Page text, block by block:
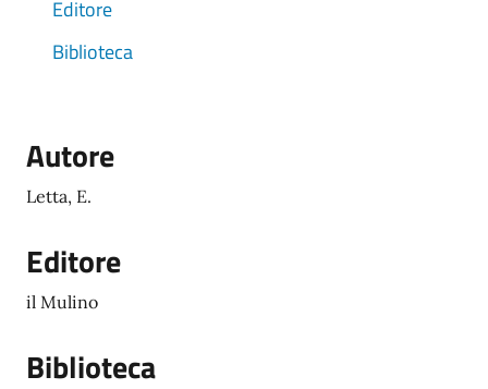
Editore
Biblioteca
Autore
Letta, E.
Editore
il Mulino
Biblioteca